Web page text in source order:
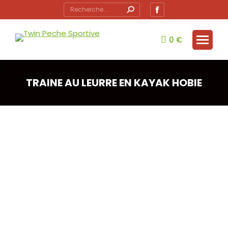
Recherche
:
opens
window
0 €
TRAINE AU LEURRE EN KAYAK HOBIE